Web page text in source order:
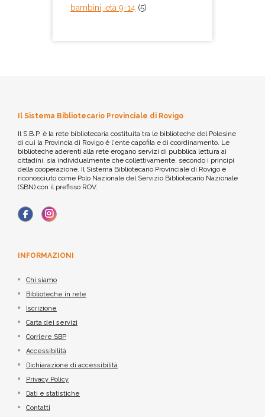
bambini, età 9-14 (5)
Il Sistema Bibliotecario Provinciale di Rovigo
Il S.B.P. è la rete bibliotecaria costituita tra le biblioteche del Polesine
di cui la Provincia di Rovigo è l'ente capofila e di coordinamento. Le
biblioteche aderenti alla rete erogano servizi di pubblica lettura ai
cittadini, sia individualmente che collettivamente, secondo i principi
della cooperazione. Il Sistema Bibliotecario Provinciale di Rovigo è
riconosciuto come Polo Nazionale del Servizio Bibliotecario Nazionale
(SBN) con il prefisso ROV.
INFORMAZIONI
Chi siamo
Biblioteche in rete
Iscrizione
Carta dei servizi
Corriere SBP
Accessibilità
Dichiarazione di accessibilità
Privacy Policy
Dati e statistiche
Contatti